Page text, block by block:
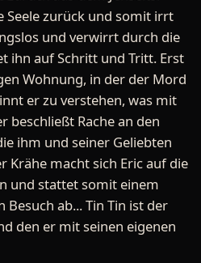
Seele zurück und somit irrt
und verwirrt durch die
ihn auf Schritt und Tritt. Erst
Wohnung, in der der Mord
er zu verstehen, was mit
beschließt Rache an den
ihm und seiner Geliebten
Krähe macht sich Eric auf die
und stattet somit einem
ab... Tin Tin ist der
den er mit seinen eigenen